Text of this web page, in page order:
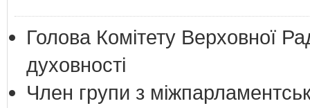
Голова Комітету Верховної
духовностi
Член групи з